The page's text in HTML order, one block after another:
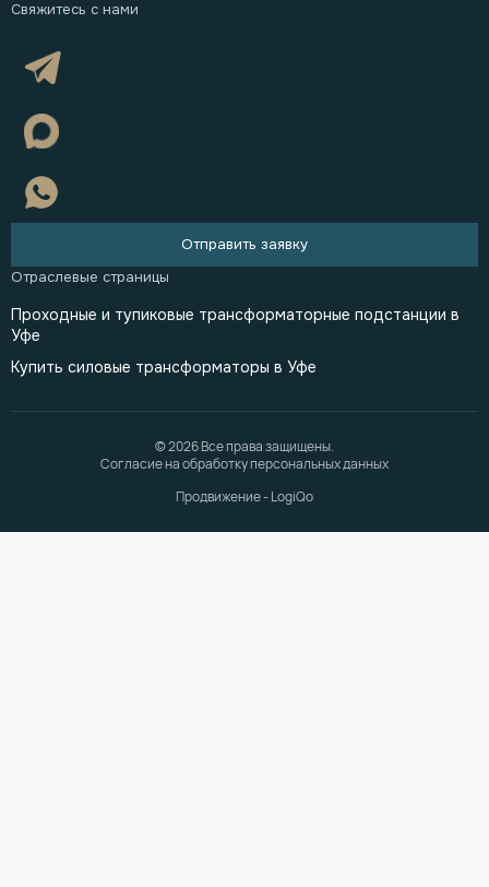
Отправить заявку
Проходные и тупиковые трансформаторные подстанции в
Уфе
Купить силовые трансформаторы в Уфе
© 2026 Все права защищены.
Согласие на обработку персональных данных
Продвижение - LogiQo